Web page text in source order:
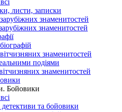
листи, записки
знаменитостей
зарубіжних знаменитостей
знаменитостей
подіями
знаменитостей
Бойовики
детективи та бойовики